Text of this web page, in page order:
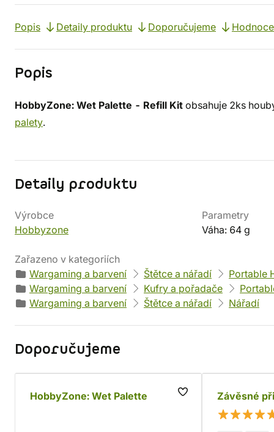
Popis Detaily produktu Doporučujeme
Popis
HobbyZone: Wet Palette - Refill Kit obsahuje 2ks
palety.
Detaily produktu
Výrobce
Hobbyzone
Parametry
Váha: 64 g
Zařazeno v kategoriích
Wargaming a barvení
Štětce a nářadí
Portable
Wargaming a barvení
Kufry a pořadače
Wargaming a barvení
Štětce a nářadí Nářadí
Doporučujeme
HobbyZone: Wet Palette Závěsné